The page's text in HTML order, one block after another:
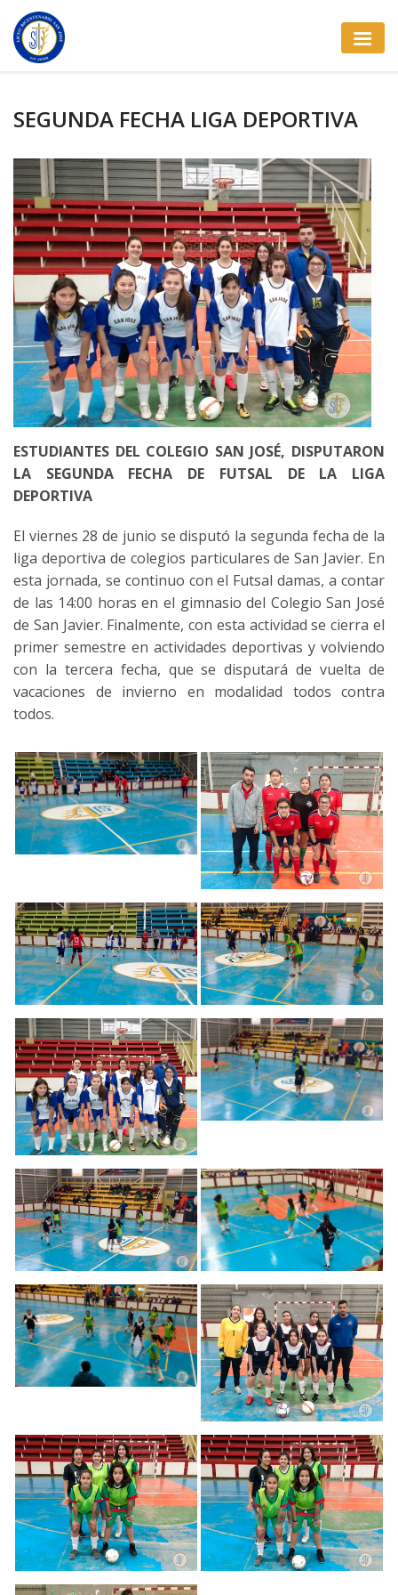
SEGUNDA FECHA LIGA DEPORTIVA
ESTUDIANTES DEL COLEGIO SAN JOSÉ, DISPUTARON
LA SEGUNDA FECHA DE FUTSAL DE LA LIGA
DEPORTIVA
El viernes 28 de junio se disputó la segunda fecha de la
liga deportiva de colegios particulares de San Javier. En
esta jornada, se continuo con el Futsal damas, a contar
de las 14:00 horas en el gimnasio del Colegio San José
de San Javier. Finalmente, con esta actividad se cierra el
primer semestre en actividades deportivas y volviendo
con la tercera fecha, que se disputará de vuelta de
vacaciones de invierno en modalidad todos contra
todos.